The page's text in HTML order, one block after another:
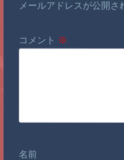
メールアドレスが公開さ
コメント ※
名前